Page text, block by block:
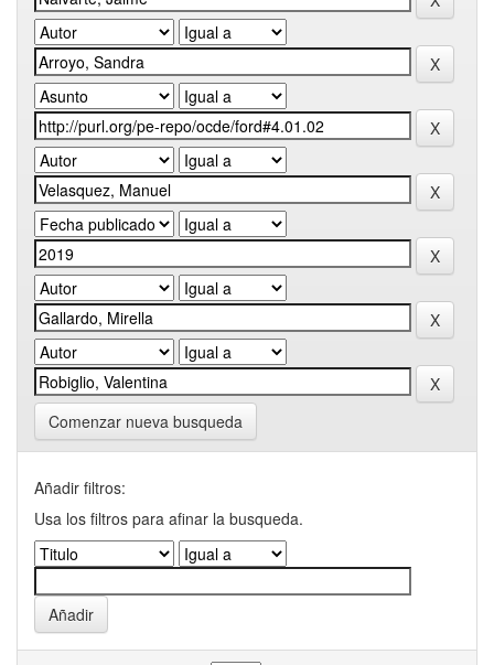
Comenzar nueva busqueda
Añadir filtros:
Usa los filtros para afinar la busqueda.